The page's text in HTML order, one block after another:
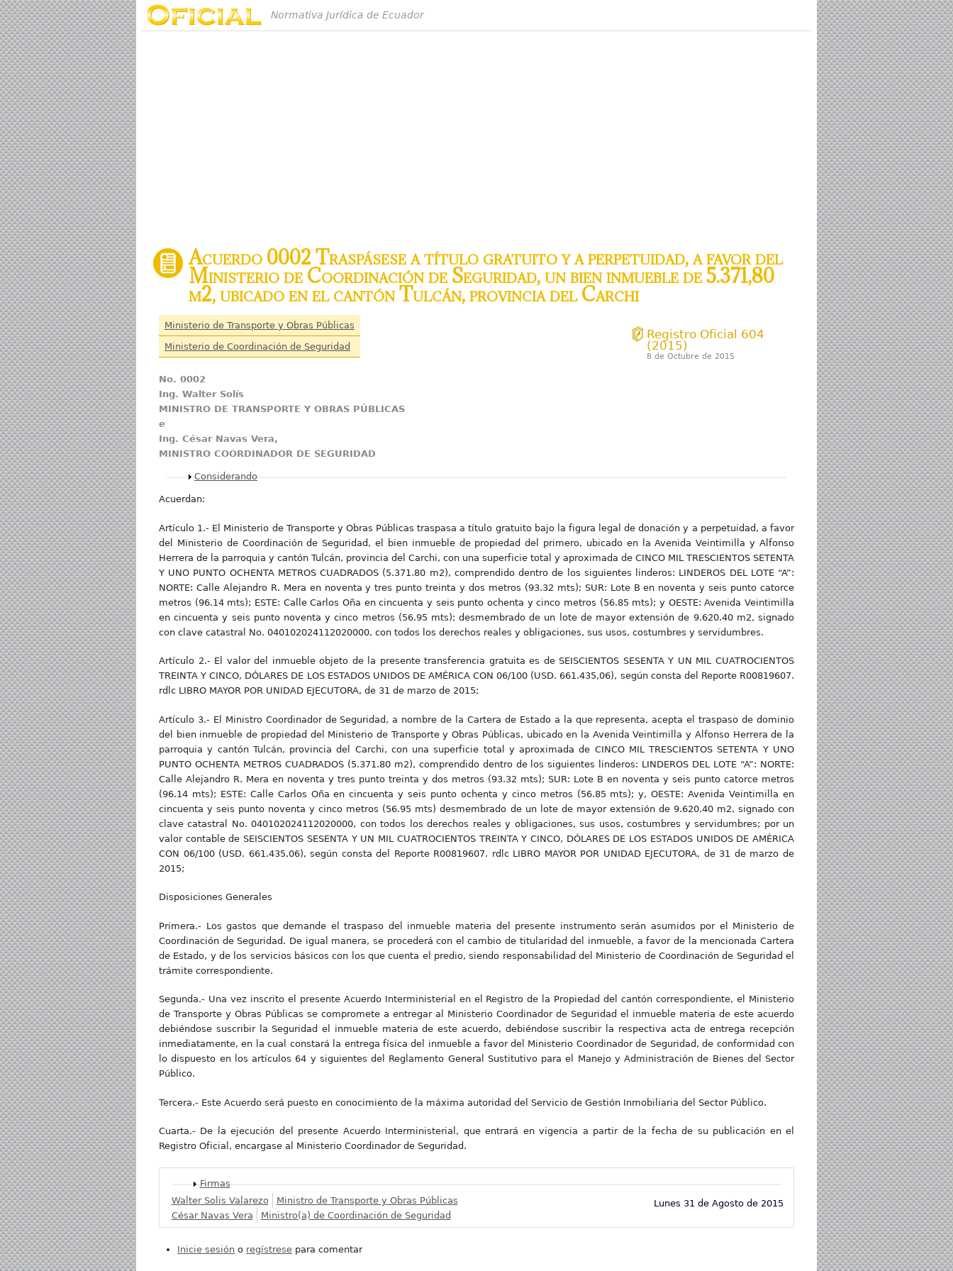
Normativa Jurídica de Ecuador
Acuerdo 0002 Traspásese a título gratuito y a perpetuidad, a favor del
Ministerio de Coordinación de Seguridad, un bien inmueble de 5.371,80
m2, ubicado en el cantón Tulcán, provincia del Carchi
Ministerio de Transporte y Obras Públicas
Ministerio de Coordinación de Seguridad
Registro Oficial 604
(2015)
8 de Octubre de 2015
No. 0002
Ing. Walter Solís
MINISTRO DE TRANSPORTE Y OBRAS PÚBLICAS
e
Ing. César Navas Vera,
MINISTRO COORDINADOR DE SEGURIDAD
Mostrar
Considerando
Acuerdan:
Artículo 1.- El Ministerio de Transporte y Obras Públicas traspasa a título gratuito bajo la figura legal de donación y a perpetuidad, a favor
del Ministerio de Coordinación de Seguridad, el bien inmueble de propiedad del primero, ubicado en la Avenida Veintimilla y Alfonso
Herrera de la parroquia y cantón Tulcán, provincia del Carchi, con una superficie total y aproximada de CINCO MIL TRESCIENTOS SETENTA
Y UNO PUNTO OCHENTA METROS CUADRADOS (5.371.80 m2), comprendido dentro de los siguientes linderos: LINDEROS DEL LOTE “A”:
NORTE: Calle Alejandro R. Mera en noventa y tres punto treinta y dos metros (93.32 mts); SUR: Lote B en noventa y seis punto catorce
metros (96.14 mts); ESTE: Calle Carlos Oña en cincuenta y seis punto ochenta y cinco metros (56.85 mts); y OESTE: Avenida Veintimilla
en cincuenta y seis punto noventa y cinco metros (56.95 mts); desmembrado de un lote de mayor extensión de 9.620.40 m2, signado
con clave catastral No. 040102024112020000, con todos los derechos reales y obligaciones, sus usos, costumbres y servidumbres.
Artículo 2.- El valor del inmueble objeto de la presente transferencia gratuita es de SEISCIENTOS SESENTA Y UN MIL CUATROCIENTOS
TREINTA Y CINCO, DÓLARES DE LOS ESTADOS UNIDOS DE AMÉRICA CON 06/100 (USD. 661.435,06), según consta del Reporte R00819607.
rdlc LIBRO MAYOR POR UNIDAD EJECUTORA, de 31 de marzo de 2015;
Artículo 3.- El Ministro Coordinador de Seguridad, a nombre de la Cartera de Estado a la que representa, acepta el traspaso de dominio
del bien inmueble de propiedad del Ministerio de Transporte y Obras Públicas, ubicado en la Avenida Veintimilla y Alfonso Herrera de la
parroquia y cantón Tulcán, provincia del Carchi, con una superficie total y aproximada de CINCO MIL TRESCIENTOS SETENTA Y UNO
PUNTO OCHENTA METROS CUADRADOS (5.371.80 m2), comprendido dentro de los siguientes linderos: LINDEROS DEL LOTE “A”: NORTE:
Calle Alejandro R. Mera en noventa y tres punto treinta y dos metros (93.32 mts); SUR: Lote B en noventa y seis punto catorce metros
(96.14 mts); ESTE: Calle Carlos Oña en cincuenta y seis punto ochenta y cinco metros (56.85 mts); y, OESTE: Avenida Veintimilla en
cincuenta y seis punto noventa y cinco metros (56.95 mts) desmembrado de un lote de mayor extensión de 9.620.40 m2, signado con
clave catastral No. 040102024112020000, con todos los derechos reales y obligaciones, sus usos, costumbres y servidumbres; por un
valor contable de SEISCIENTOS SESENTA Y UN MIL CUATROCIENTOS TREINTA Y CINCO, DÓLARES DE LOS ESTADOS UNIDOS DE AMÉRICA
CON 06/100 (USD. 661.435,06), según consta del Reporte R00819607. rdlc LIBRO MAYOR POR UNIDAD EJECUTORA, de 31 de marzo de
2015;
Disposiciones Generales
Primera.- Los gastos que demande el traspaso del inmueble materia del presente instrumento serán asumidos por el Ministerio de
Coordinación de Seguridad. De igual manera, se procederá con el cambio de titularidad del inmueble, a favor de la mencionada Cartera
de Estado, y de los servicios básicos con los que cuenta el predio, siendo responsabilidad del Ministerio de Coordinación de Seguridad el
trámite correspondiente.
Segunda.- Una vez inscrito el presente Acuerdo Interministerial en el Registro de la Propiedad del cantón correspondiente, el Ministerio
de Transporte y Obras Públicas se compromete a entregar al Ministerio Coordinador de Seguridad el inmueble materia de este acuerdo
debiéndose suscribir la Seguridad el inmueble materia de este acuerdo, debiéndose suscribir la respectiva acta de entrega recepción
inmediatamente, en la cual constará la entrega física del inmueble a favor del Ministerio Coordinador de Seguridad, de conformidad con
lo dispuesto en los artículos 64 y siguientes del Reglamento General Sustitutivo para el Manejo y Administración de Bienes del Sector
Público.
Tercera.- Este Acuerdo será puesto en conocimiento de la máxima autoridad del Servicio de Gestión Inmobiliaria del Sector Público.
Cuarta.- De la ejecución del presente Acuerdo Interministerial, que entrará en vigencia a partir de la fecha de su publicación en el
Registro Oficial, encargase al Ministerio Coordinador de Seguridad.
Mostrar
Firmas
Lunes 31 de Agosto de 2015
Walter Solis Valarezo
Ministro de Transporte y Obras Públicas
César Navas Vera
Ministro(a) de Coordinación de Seguridad
Inicie sesión o regístrese para comentar